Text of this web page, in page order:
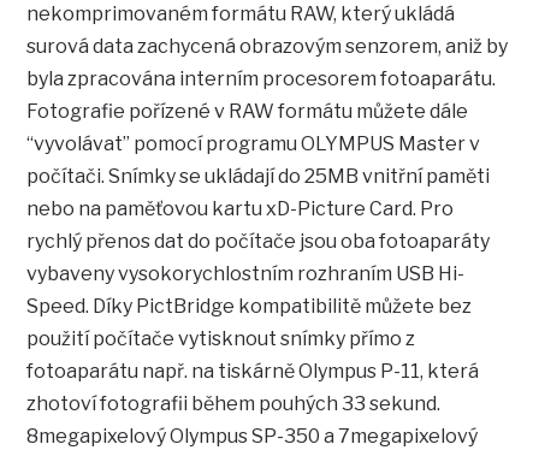
nekomprimovaném formátu RAW, který ukládá
surová data zachycená obrazovým senzorem, aniž by
byla zpracována interním procesorem fotoaparátu.
Fotografie pořízené v RAW formátu můžete dále
“vyvolávat” pomocí programu OLYMPUS Master v
počítači. Snímky se ukládají do 25MB vnitřní paměti
nebo na paměťovou kartu xD-Picture Card. Pro
rychlý přenos dat do počítače jsou oba fotoaparáty
vybaveny vysokorychlostním rozhraním USB Hi-
Speed. Díky PictBridge kompatibilitě můžete bez
použití počítače vytisknout snímky přímo z
fotoaparátu např. na tiskárně Olympus P-11, která
zhotoví fotografii během pouhých 33 sekund.
8megapixelový Olympus SP-350 a 7megapixelový